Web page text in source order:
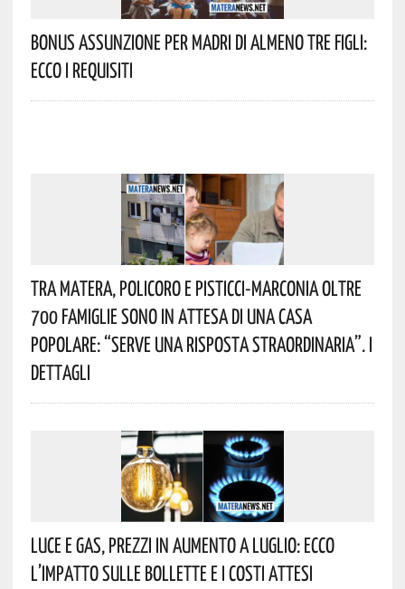
Bonus Assunzione Per Madri Di Almeno Tre Figli:
Ecco I Requisiti
Tra Matera, Policoro E Pisticci-Marconia Oltre
700 Famiglie Sono In Attesa Di Una Casa
Popolare: “serve Una Risposta Straordinaria”. I
Dettagli
Luce E Gas, Prezzi In Aumento A Luglio: Ecco
L’impatto Sulle Bollette E I Costi Attesi